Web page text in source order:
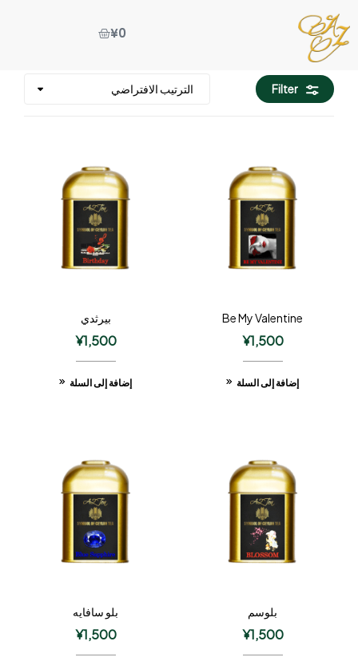
¥0
Filter
Be My Valentine
¥1,500
إضافة إلى السلة
بيرثدي
¥1,500
إضافة إلى السلة
بلوسم
¥1,500
بلو سافايه
¥1,500